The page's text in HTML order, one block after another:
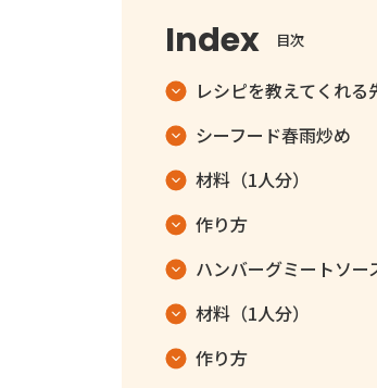
目次
レシピを教えてくれる
シーフード春雨炒め
材料（1人分）
作り方
ハンバーグミートソー
材料（1人分）
作り方